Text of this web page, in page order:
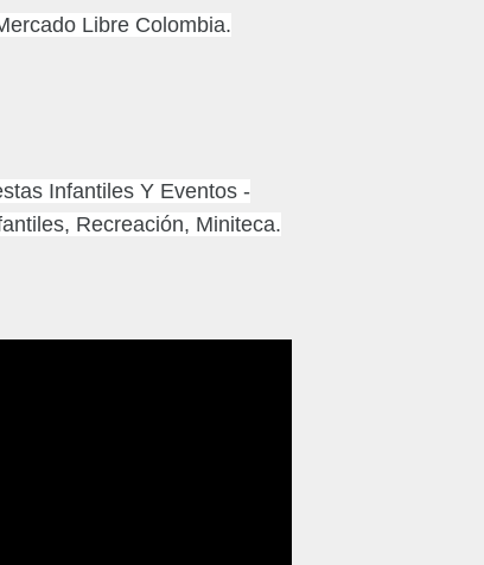
Libre Colombia.
Infantiles Y Eventos -
Recreación, Miniteca.